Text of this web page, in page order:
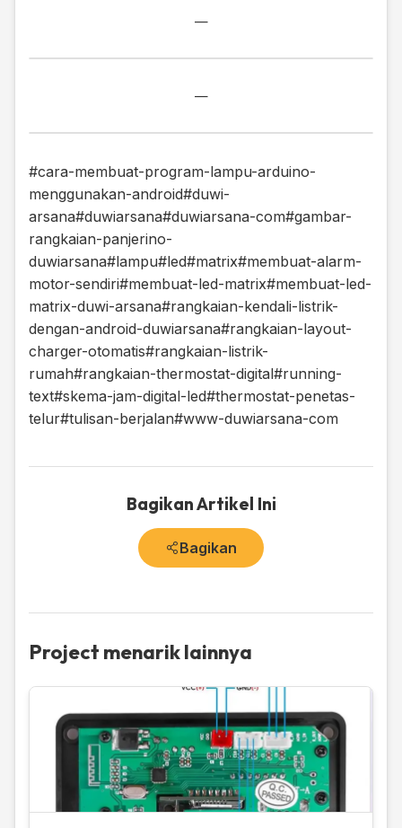
—
—
#cara-membuat-program-lampu-arduino-
menggunakan-android#duwi-
arsana#duwiarsana#duwiarsana-com#gambar-
rangkaian-panjerino-
duwiarsana#lampu#led#matrix#membuat-alarm-
motor-sendiri#membuat-led-matrix#membuat-led-
matrix-duwi-arsana#rangkaian-kendali-listrik-
dengan-android-duwiarsana#rangkaian-layout-
charger-otomatis#rangkaian-listrik-
rumah#rangkaian-thermostat-digital#running-
text#skema-jam-digital-led#thermostat-penetas-
telur#tulisan-berjalan#www-duwiarsana-com
Bagikan Artikel Ini
Bagikan
Project menarik lainnya